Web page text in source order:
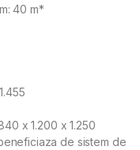
40 m*
x 1.200 x 1.250
de sistem de